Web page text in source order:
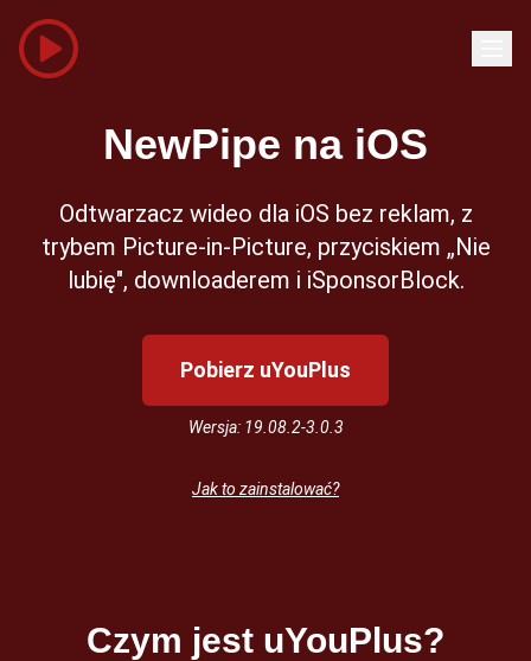
NewPipe na iOS
Odtwarzacz wideo dla iOS bez reklam, z
trybem Picture-in-Picture, przyciskiem „Nie
lubię", downloaderem i iSponsorBlock.
Pobierz uYouPlus
Wersja: 19.08.2-3.0.3
Jak to zainstalować?
Czym jest uYouPlus?